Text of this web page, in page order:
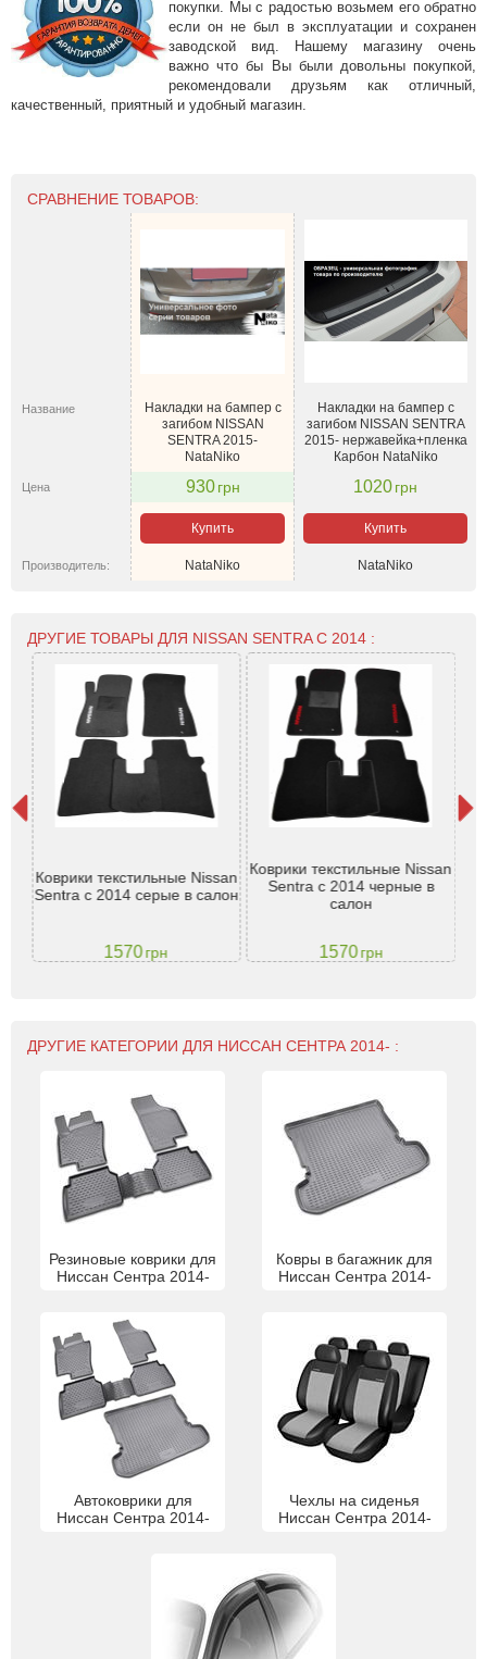
покупки. Мы с радостью возьмем его обратно
если он не был в эксплуатации и сохранен
заводской вид. Нашему магазину очень
важно что бы Вы были довольны покупкой,
рекомендовали друзьям как отличный,
качественный, приятный и удобный магазин.
СРАВНЕНИЕ ТОВАРОВ:
Название
Накладки на бампер с
загибом NISSAN
SENTRA 2015-
NataNiko
Накладки на бампер с
загибом NISSAN SENTRA
2015- нержавейка+пленка
Карбон NataNiko
Цена 930 грн 1020грн
Купить Купить
Производитель: NataNiko NataNiko
ДРУГИЕ ТОВАРЫ ДЛЯ NISSAN SENTRA С 2014 :
Коврики текстильные Nissan
Sentra с 2014 серые в салон
1570грн
Коврики текстильные Nissan
Sentra с 2014 черные в
салон
1570грн
ДРУГИЕ КАТЕГОРИИ ДЛЯ НИССАН СЕНТРА 2014- :
Резиновые коврики для
Ниссан Сентра 2014-
Ковры в багажник для
Ниссан Сентра 2014-
Автоковрики для
Ниссан Сентра 2014-
Чехлы на сиденья
Ниссан Сентра 2014-